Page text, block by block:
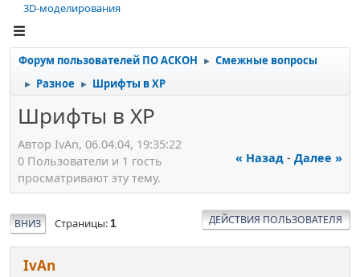
3D-моделирования
Форум пользователей ПО АСКОН ► Смежные вопросы
► Разное ► Шрифты в ХР
Шрифты в ХР
Автор IvАn, 06.04.04, 19:35:22
« Назад - Далее »
0 Пользователи и 1 гость
просматривают эту тему.
ВНИЗ Страницы 1 ДЕЙСТВИЯ ПОЛЬЗОВАТЕЛЯ
IvАn